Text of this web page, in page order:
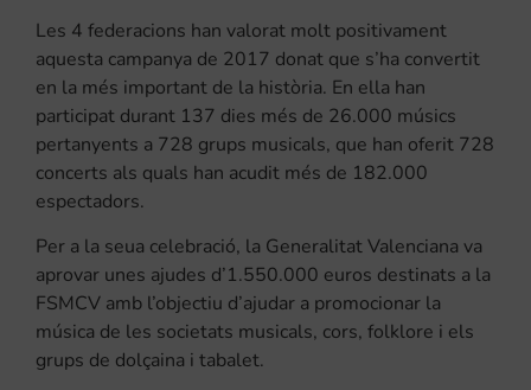
Les 4 federacions han valorat molt positivament
aquesta campanya de 2017 donat que s’ha convertit
en la més important de la història. En ella han
participat durant 137 dies més de 26.000 músics
pertanyents a 728 grups musicals, que han oferit 728
concerts als quals han acudit més de 182.000
espectadors.
Per a la seua celebració, la Generalitat Valenciana va
aprovar unes ajudes d’1.550.000 euros destinats a la
FSMCV amb l’objectiu d’ajudar a promocionar la
música de les societats musicals, cors, folklore i els
grups de dolçaina i tabalet.